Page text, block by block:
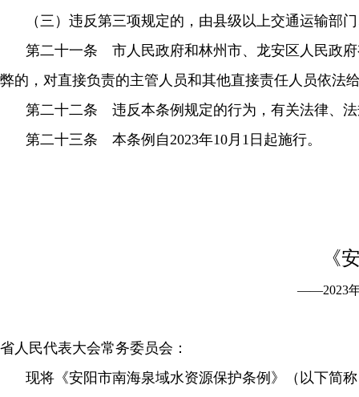
（三）违反第三项规定的，由县级以上交通运输部
第二十一条 市人民政府和林州市、龙安区人民政
弊的，对直接负责的主管人员和其他直接责任人员依法
第二十二条 违反本条例规定的行为，有关法律、
第二十三条 本条例自2023年10月1日起施行。
《
——2023年
省人民代表大会常务委员会：
现将《安阳市南海泉域水资源保护条例》（以下简